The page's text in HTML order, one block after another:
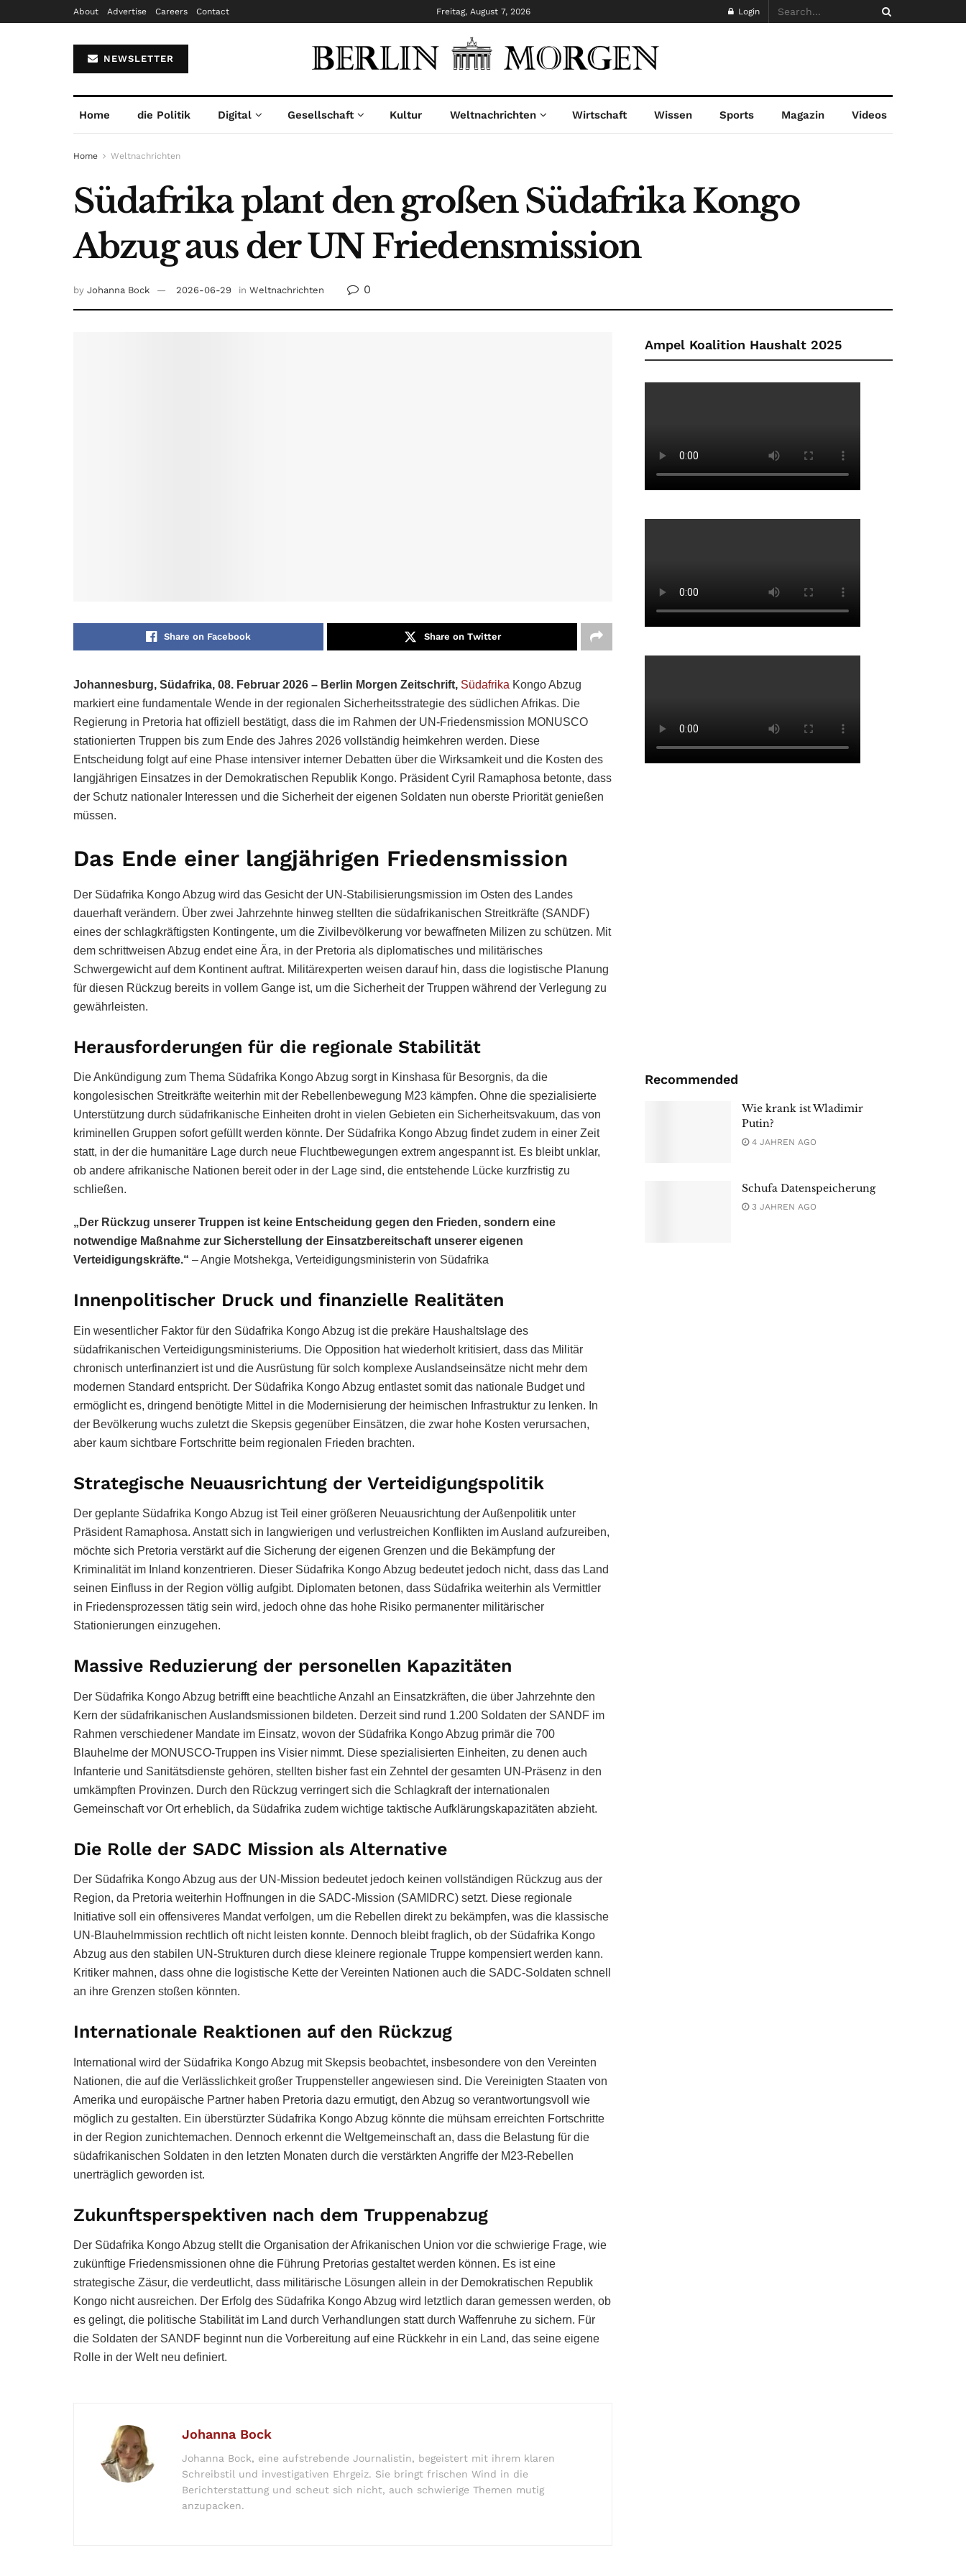
About Advertise Careers Contact Freitag, August 7, 2026 Login
NEWSLETTER
Home die Politik Digital Gesellschaft Kultur Weltnachrichten Wirtschaft Wissen Sports Magazin Videos
Home Weltnachrichten
Südafrika plant den großen Südafrika Kongo
Abzug aus der UN Friedensmission
by Johanna Bock 2026-06-29 in Weltnachrichten 0
Share on Facebook Share on Twitter
Johannesburg, Südafrika, 08. Februar 2026 – Berlin Morgen Zeitschrift, Südafrika Kongo Abzug
markiert eine fundamentale Wende in der regionalen Sicherheitsstrategie des südlichen Afrikas. Die
Regierung in Pretoria hat offiziell bestätigt, dass die im Rahmen der UN-Friedensmission MONUSCO
stationierten Truppen bis zum Ende des Jahres 2026 vollständig heimkehren werden. Diese
Entscheidung folgt auf eine Phase intensiver interner Debatten über die Wirksamkeit und die Kosten des
langjährigen Einsatzes in der Demokratischen Republik Kongo. Präsident Cyril Ramaphosa betonte, dass
der Schutz nationaler Interessen und die Sicherheit der eigenen Soldaten nun oberste Priorität genießen
müssen.
Das Ende einer langjährigen Friedensmission
Der Südafrika Kongo Abzug wird das Gesicht der UN-Stabilisierungsmission im Osten des Landes
dauerhaft verändern. Über zwei Jahrzehnte hinweg stellten die südafrikanischen Streitkräfte (SANDF)
eines der schlagkräftigsten Kontingente, um die Zivilbevölkerung vor bewaffneten Milizen zu schützen. Mit
dem schrittweisen Abzug endet eine Ära, in der Pretoria als diplomatisches und militärisches
Schwergewicht auf dem Kontinent auftrat. Militärexperten weisen darauf hin, dass die logistische Planung
für diesen Rückzug bereits in vollem Gange ist, um die Sicherheit der Truppen während der Verlegung zu
gewährleisten.
Herausforderungen für die regionale Stabilität
Die Ankündigung zum Thema Südafrika Kongo Abzug sorgt in Kinshasa für Besorgnis, da die
kongolesischen Streitkräfte weiterhin mit der Rebellenbewegung M23 kämpfen. Ohne die spezialisierte
Unterstützung durch südafrikanische Einheiten droht in vielen Gebieten ein Sicherheitsvakuum, das von
kriminellen Gruppen sofort gefüllt werden könnte. Der Südafrika Kongo Abzug findet zudem in einer Zeit
statt, in der die humanitäre Lage durch neue Fluchtbewegungen extrem angespannt ist. Es bleibt unklar,
ob andere afrikanische Nationen bereit oder in der Lage sind, die entstehende Lücke kurzfristig zu
schließen.
„Der Rückzug unserer Truppen ist keine Entscheidung gegen den Frieden, sondern eine
notwendige Maßnahme zur Sicherstellung der Einsatzbereitschaft unserer eigenen
Verteidigungskräfte.“ – Angie Motshekga, Verteidigungsministerin von Südafrika
Innenpolitischer Druck und finanzielle Realitäten
Ein wesentlicher Faktor für den Südafrika Kongo Abzug ist die prekäre Haushaltslage des
südafrikanischen Verteidigungsministeriums. Die Opposition hat wiederholt kritisiert, dass das Militär
chronisch unterfinanziert ist und die Ausrüstung für solch komplexe Auslandseinsätze nicht mehr dem
modernen Standard entspricht. Der Südafrika Kongo Abzug entlastet somit das nationale Budget und
ermöglicht es, dringend benötigte Mittel in die Modernisierung der heimischen Infrastruktur zu lenken. In
der Bevölkerung wuchs zuletzt die Skepsis gegenüber Einsätzen, die zwar hohe Kosten verursachen,
aber kaum sichtbare Fortschritte beim regionalen Frieden brachten.
Strategische Neuausrichtung der Verteidigungspolitik
Der geplante Südafrika Kongo Abzug ist Teil einer größeren Neuausrichtung der Außenpolitik unter
Präsident Ramaphosa. Anstatt sich in langwierigen und verlustreichen Konflikten im Ausland aufzureiben,
möchte sich Pretoria verstärkt auf die Sicherung der eigenen Grenzen und die Bekämpfung der
Kriminalität im Inland konzentrieren. Dieser Südafrika Kongo Abzug bedeutet jedoch nicht, dass das Land
seinen Einfluss in der Region völlig aufgibt. Diplomaten betonen, dass Südafrika weiterhin als Vermittler
in Friedensprozessen tätig sein wird, jedoch ohne das hohe Risiko permanenter militärischer
Stationierungen einzugehen.
Massive Reduzierung der personellen Kapazitäten
Der Südafrika Kongo Abzug betrifft eine beachtliche Anzahl an Einsatzkräften, die über Jahrzehnte den
Kern der südafrikanischen Auslandsmissionen bildeten. Derzeit sind rund 1.200 Soldaten der SANDF im
Rahmen verschiedener Mandate im Einsatz, wovon der Südafrika Kongo Abzug primär die 700
Blauhelme der MONUSCO-Truppen ins Visier nimmt. Diese spezialisierten Einheiten, zu denen auch
Infanterie und Sanitätsdienste gehören, stellten bisher fast ein Zehntel der gesamten UN-Präsenz in den
umkämpften Provinzen. Durch den Rückzug verringert sich die Schlagkraft der internationalen
Gemeinschaft vor Ort erheblich, da Südafrika zudem wichtige taktische Aufklärungskapazitäten abzieht.
Die Rolle der SADC Mission als Alternative
Der Südafrika Kongo Abzug aus der UN-Mission bedeutet jedoch keinen vollständigen Rückzug aus der
Region, da Pretoria weiterhin Hoffnungen in die SADC-Mission (SAMIDRC) setzt. Diese regionale
Initiative soll ein offensiveres Mandat verfolgen, um die Rebellen direkt zu bekämpfen, was die klassische
UN-Blauhelmmission rechtlich oft nicht leisten konnte. Dennoch bleibt fraglich, ob der Südafrika Kongo
Abzug aus den stabilen UN-Strukturen durch diese kleinere regionale Truppe kompensiert werden kann.
Kritiker mahnen, dass ohne die logistische Kette der Vereinten Nationen auch die SADC-Soldaten schnell
an ihre Grenzen stoßen könnten.
Internationale Reaktionen auf den Rückzug
International wird der Südafrika Kongo Abzug mit Skepsis beobachtet, insbesondere von den Vereinten
Nationen, die auf die Verlässlichkeit großer Truppensteller angewiesen sind. Die Vereinigten Staaten von
Amerika und europäische Partner haben Pretoria dazu ermutigt, den Abzug so verantwortungsvoll wie
möglich zu gestalten. Ein überstürzter Südafrika Kongo Abzug könnte die mühsam erreichten Fortschritte
in der Region zunichtemachen. Dennoch erkennt die Weltgemeinschaft an, dass die Belastung für die
südafrikanischen Soldaten in den letzten Monaten durch die verstärkten Angriffe der M23-Rebellen
unerträglich geworden ist.
Zukunftsperspektiven nach dem Truppenabzug
Der Südafrika Kongo Abzug stellt die Organisation der Afrikanischen Union vor die schwierige Frage, wie
zukünftige Friedensmissionen ohne die Führung Pretorias gestaltet werden können. Es ist eine
strategische Zäsur, die verdeutlicht, dass militärische Lösungen allein in der Demokratischen Republik
Kongo nicht ausreichen. Der Erfolg des Südafrika Kongo Abzug wird letztlich daran gemessen werden, ob
es gelingt, die politische Stabilität im Land durch Verhandlungen statt durch Waffenruhe zu sichern. Für
die Soldaten der SANDF beginnt nun die Vorbereitung auf eine Rückkehr in ein Land, das seine eigene
Rolle in der Welt neu definiert.
Johanna Bock
Johanna Bock, eine aufstrebende Journalistin, begeistert mit ihrem klaren
Schreibstil und investigativen Ehrgeiz. Sie bringt frischen Wind in die
Berichterstattung und scheut sich nicht, auch schwierige Themen mutig
anzupacken.
Ampel Koalition Haushalt 2025
Recommended
Wie krank ist Wladimir
Putin?
4 JAHREN AGO
Schufa Datenspeicherung
3 JAHREN AGO